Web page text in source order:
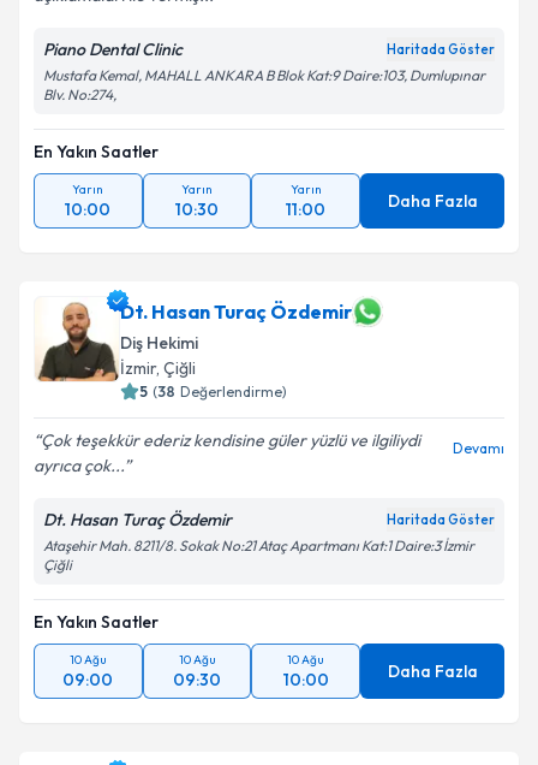
Piano Dental Clinic Haritada Göster
Mustafa Kemal, MAHALL ANKARA B Blok Kat:9 Daire:103, Dumlupınar
Blv. No:274,
En Yakın Saatler
Yarın
10:00
Yarın
10:30
Yarın
11:00 Daha Fazla
Dt. Hasan Turaç Özdemir
Diş Hekimi
İzmir, Çiğli
5 (38 Değerlendirme)
Çok teşekkür ederiz kendisine güler yüzlü ve ilgiliydi
ayrıca çok...
Devamı
Dt. Hasan Turaç Özdemir Haritada Göster
Ataşehir Mah. 8211/8. Sokak No:21 Ataç Apartmanı Kat:1 Daire:3 İzmir
Çiğli
En Yakın Saatler
10 Ağu
09:00
10 Ağu
09:30
10 Ağu
10:00 Daha Fazla